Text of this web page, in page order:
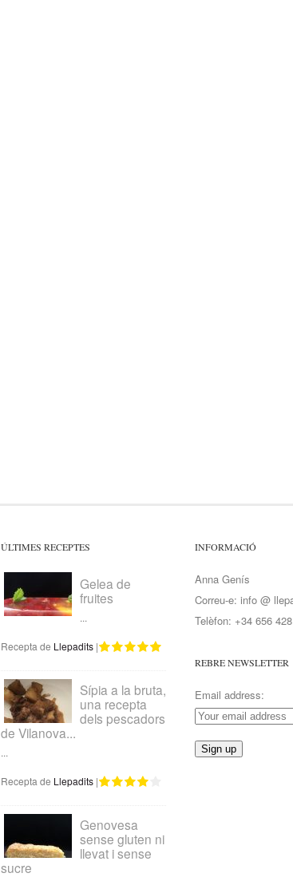
ÚLTIMES RECEPTES
Gelea de
fruites
...
Recepta de Llepadits|
Sípia a la bruta,
una recepta
dels pescadors
de Vilanova...
...
Recepta de Llepadits|
Genovesa
sense gluten ni
llevat i sense
sucre
INFORMACIÓ
Anna Genís
Correu-e: info @
Telèfon: +34 656
REBRE NEWSLETTER
Email address: